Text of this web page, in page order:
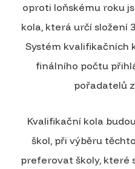
oproti loňskému roku
kola, která určí složení
Systém kvalifikačních
finálního počtu
pořadatelů
Kvalifikační kola
škol, při výběru
preferovat školy, které